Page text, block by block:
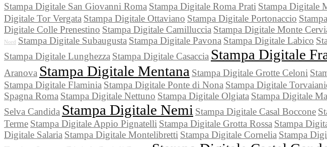
Stampa Digitale San Giovanni Roma Stampa Digitale Roma Prati Stampa Digitale
Digitale Tor Vergata Stampa Digitale Ottaviano Stampa Digitale Portonaccio
Digitale Colle Prenestino Stampa Digitale Camilluccia Stampa Digitale Monte
Nord
Stampa Digitale Subaugusta Stampa Digitale Pavona Stampa Digitale Labico
Stampa Digitale Lunghezza Stampa Digitale Casaccia Stampa Digitale
Aranova Stampa Digitale Mentana Stampa Digitale Grotte Celoni
Stampa Digitale Flaminia Stampa Digitale Ponte di Nona Stampa Digitale
Spagna Roma Stampa Digitale Nettuno Stampa Digitale Olgiata Stampa Digitale
Selva Candida Stampa Digitale Nemi Stampa Digitale Casal Boccone
Terme Stampa Digitale Appio Pignatelli Stampa Digitale Grotta Rossa Stampa
Digitale Salaria Stampa Digitale Montelibretti Stampa Digitale Cornelia Stampa